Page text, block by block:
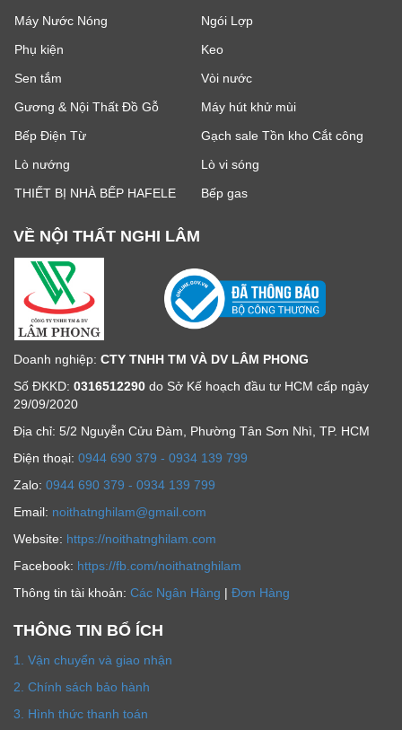
Máy Nước Nóng
Ngói Lợp
Phụ kiện
Keo
Sen tắm
Vòi nước
Gương & Nội Thất Đồ Gỗ
Máy hút khử mùi
Bếp Điện Từ
Gạch sale Tồn kho Cắt công
Lò nướng
Lò vi sóng
THIẾT BỊ NHÀ BẾP HAFELE
Bếp gas
VỀ NỘI THẤT NGHI LÂM
Doanh nghiệp: CTY TNHH TM VÀ DV LÂM PHONG
Số ĐKKD: 0316512290 do Sở Kế hoạch đầu tư HCM cấp ngày
29/09/2020
Địa chỉ: 5/2 Nguyễn Cửu Đàm, Phường Tân Sơn Nhì, TP. HCM
Ðiện thoại: 0944 690 379 - 0934 139 799
Zalo: 0944 690 379 - 0934 139 799
Email: noithatnghilam@gmail.com
Website: https://noithatnghilam.com
Facebook: https://fb.com/noithatnghilam
Thông tin tài khoản: Các Ngân Hàng | Đơn Hàng
THÔNG TIN BỔ ÍCH
1. Vận chuyển và giao nhận
2. Chính sách bảo hành
3. Hình thức thanh toán